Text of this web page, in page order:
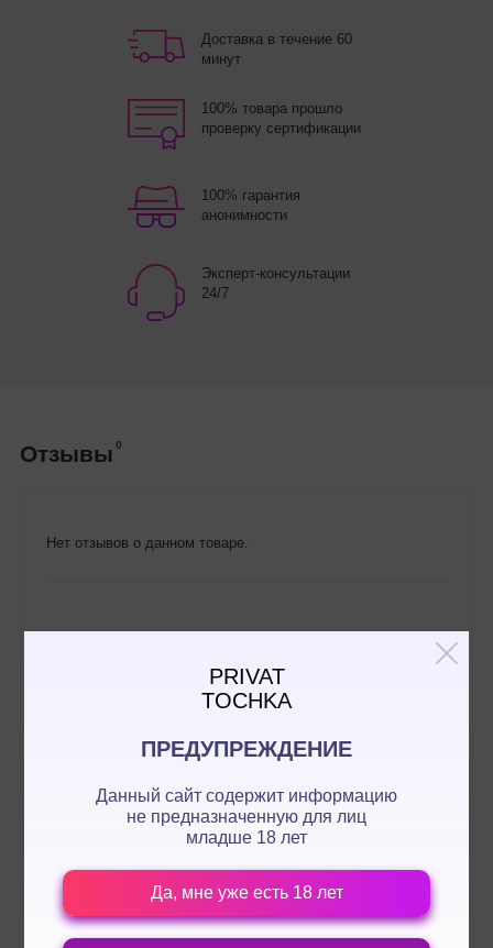
PRIVAT
TOCHKA
ПРЕДУПРЕЖДЕНИЕ
Данный сайт содержит информацию
не предназначенную для лиц
младше 18 лет
Да, мне уже есть 18 лет
Доставка в течение 60
минут
100% товара прошло
проверку сертификации
100% гарантия
анонимности
Эксперт-консультации
24/7
Отзывы 0
Нет отзывов о данном товаре.